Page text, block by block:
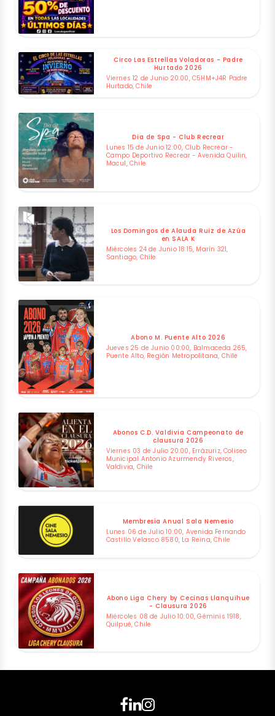
Circo Las Estrellas Voladoras - Padre
Hurtado 2026
Viernes 12 de Junio 20:00, C5HM+J4R Padre
Hurtado, Chile
Dia de Spa - Club Recrear
Lunes 15 de Junio 12:00, Club Recrear -
Campo Deportivo Recrear - Avenida Quilin,
Macul, Chile
Los Domingos de Alauda Ruiz de Azúa
en SALA K
Miércoles 24 de Junio 18:15, Marín 321,
Santiago, Chile
Abono M. Puente Alto 2026
Jueves 25 de Junio 00:00, Balmaceda 265,
Puente Alto, Región Metropolitana, Chile
Abonos C.D. Valdivia Campeonato de
clausura 2026
Viernes 03 de Julio 20:00, Errázuriz, Coliseo
Municipal Antonio Azurmendy Riveros,
Valdivia, Chile
Membresía Anual Sala Nemesio
Lunes 06 de Julio 10:00, Avenida Fernando
Castillo Velasco 8580, La Reina, Chile
Abono Liga Chery by Cecinas Llanquihue
- Clausura 2026
Miércoles 08 de Julio 10:00, Géminis 1918,
Quilpué, Chile